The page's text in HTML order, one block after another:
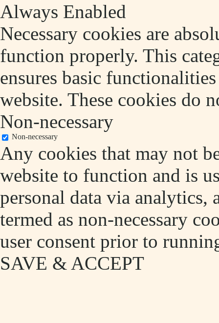
Always Enabled
Necessary cookies are
function properly. This
ensures basic
website. These cookies do
Non-necessary
Non-necessary
Any cookies that may not
website to function and is
personal data via analytics,
termed as non-necessary
user consent prior to
SAVE & ACCEPT